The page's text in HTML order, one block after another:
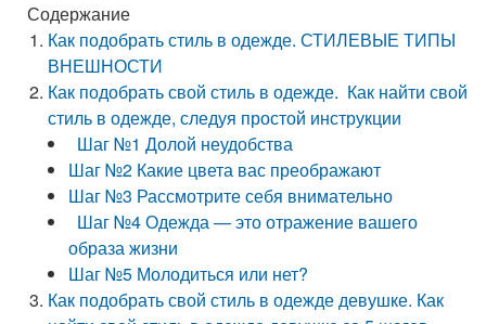
Содержание
Как подобрать стиль в одежде. СТИЛЕВЫЕ ТИПЫ
ВНЕШНОСТИ
Как подобрать свой стиль в одежде. Как найти свой
стиль в одежде, следуя простой инструкции
Шаг №1 Долой неудобства
Шаг №2 Какие цвета вас преображают
Шаг №3 Рассмотрите себя внимательно
Шаг №4 Одежда — это отражение вашего
образа жизни
Шаг №5 Молодиться или нет?
Как подобрать свой стиль в одежде девушке. Как